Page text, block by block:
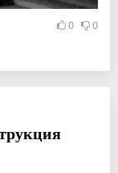
0 0